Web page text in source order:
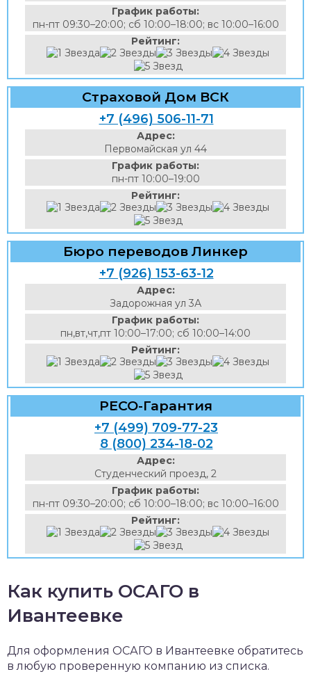
График работы:
пн-пт 09:30–20:00; сб 10:00–18:00; вс 10:00–16:00
Рейтинг:
Страховой Дом ВСК
+7 (496) 506-11-71
Адрес:
Первомайская ул 44
График работы:
пн-пт 10:00–19:00
Рейтинг:
Бюро переводов Линкер
+7 (926) 153-63-12
Адрес:
Задорожная ул 3А
График работы:
пн,вт,чт,пт 10:00–17:00; сб 10:00–14:00
Рейтинг:
РЕСО-Гарантия
+7 (499) 709-77-23
8 (800) 234-18-02
Адрес:
Студенческий проезд, 2
График работы:
пн-пт 09:30–20:00; сб 10:00–18:00; вс 10:00–16:00
Рейтинг:
Как купить ОСАГО в
Ивантеевке
Для оформления ОСАГО в Ивантеевке обратитесь
в любую проверенную компанию из списка.